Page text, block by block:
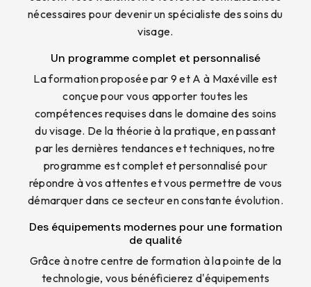
nécessaires pour devenir un spécialiste des soins du
visage.
Un programme complet et personnalisé
La formation proposée par 9 et A à Maxéville est
conçue pour vous apporter toutes les
compétences requises dans le domaine des soins
du visage. De la théorie à la pratique, en passant
par les dernières tendances et techniques, notre
programme est complet et personnalisé pour
répondre à vos attentes et vous permettre de vous
démarquer dans ce secteur en constante évolution.
Des équipements modernes pour une formation
de qualité
Grâce à notre centre de formation à la pointe de la
technologie, vous bénéficierez d'équipements